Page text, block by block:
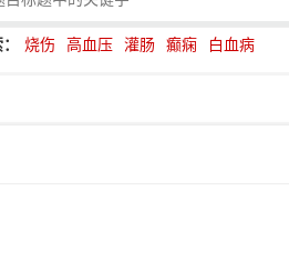
烧伤 高血压 灌肠 癫痫 白血病